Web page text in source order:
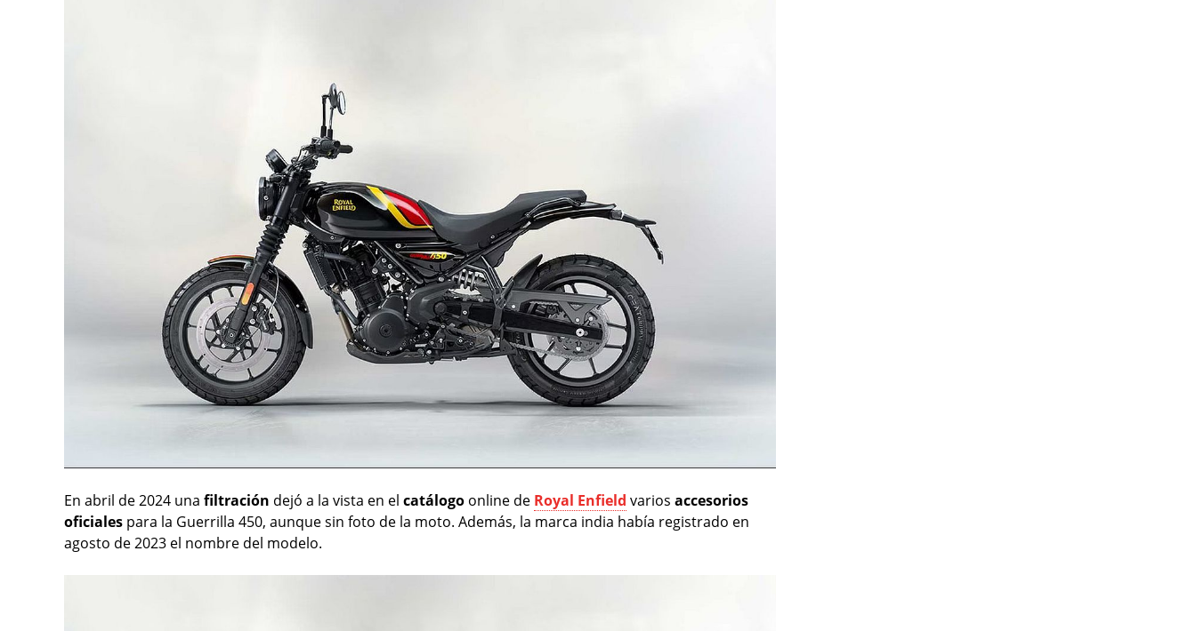
En abril de 2024 una filtración dejó a la vista en el catálogo online de Royal Enfield varios accesorios
oficiales para la Guerrilla 450, aunque sin foto de la moto. Además, la marca india había registrado en
agosto de 2023 el nombre del modelo.